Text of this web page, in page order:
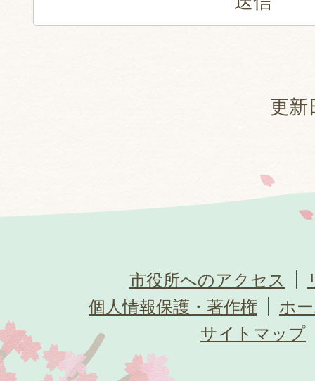
更新
市役所へのアクセス
個人情報保護・著作権
ホ
サイトマップ